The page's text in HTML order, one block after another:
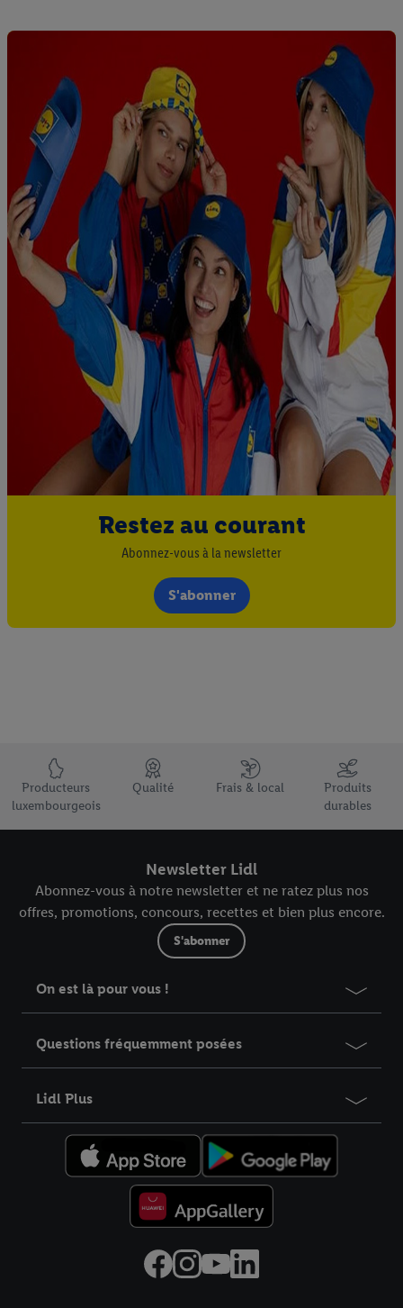
Restez au courant
Abonnez-vous à la newsletter
S'abonner
Élément du pied de page avec les USPs de Lidl Luxembourg
Producteurs
luxembourgeois
Qualité Frais & local
Produits
durables
Newsletter Lidl
Abonnez-vous à notre newsletter et ne ratez plus nos
offres, promotions, concours, recettes et bien plus encore.
S'abonner
On est là pour vous !
Questions fréquemment posées
Lidl Plus